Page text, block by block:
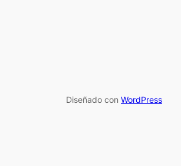
Diseñado con WordPress